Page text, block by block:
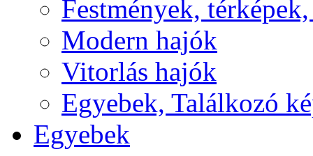
Festmények,
Modern hajók
Vitorlás hajók
Egyebek, Találkozó
Egyebek